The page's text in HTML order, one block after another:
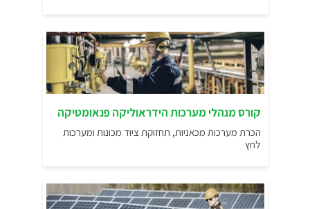
קורס מנהלי מערכות הידראוליקה פנאומטיקה
הכרת מערכות מכאניות, תחזוקת ציוד מכונות ומערכות
לחץ